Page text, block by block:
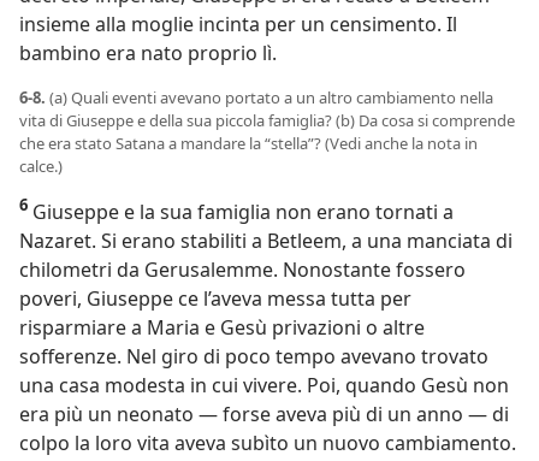
insieme alla moglie incinta per un censimento. Il
bambino era nato proprio lì.
6-8. (a) Quali eventi avevano portato a un altro cambiamento nella
vita di Giuseppe e della sua piccola famiglia? (b) Da cosa si comprende
che era stato Satana a mandare la “stella”? (Vedi anche la nota in
calce.)
6 Giuseppe e la sua famiglia non erano tornati a
Nazaret. Si erano stabiliti a Betleem, a una manciata di
chilometri da Gerusalemme. Nonostante fossero
poveri, Giuseppe ce l’aveva messa tutta per
risparmiare a Maria e Gesù privazioni o altre
sofferenze. Nel giro di poco tempo avevano trovato
una casa modesta in cui vivere. Poi, quando Gesù non
era più un neonato — forse aveva più di un anno — di
colpo la loro vita aveva subìto un nuovo cambiamento.